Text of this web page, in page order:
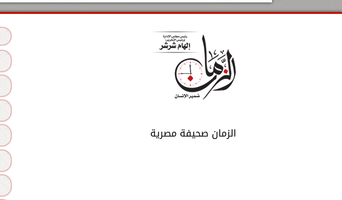
الزمان صحيفة مصرية